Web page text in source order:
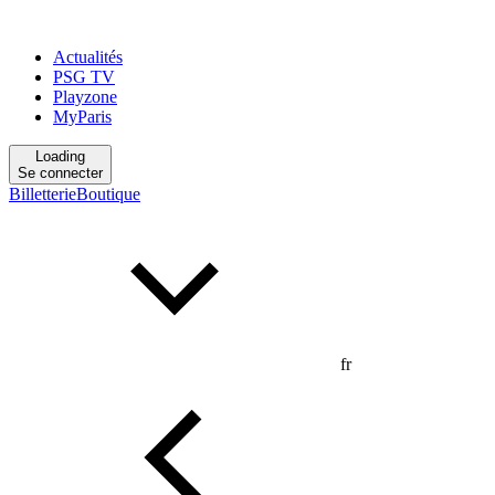
Actualités
PSG TV
Playzone
MyParis
Loading
Se connecter
BilletterieBoutique
fr